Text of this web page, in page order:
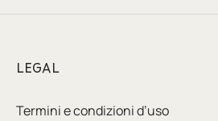
LEGAL
Termini e condizioni d’uso